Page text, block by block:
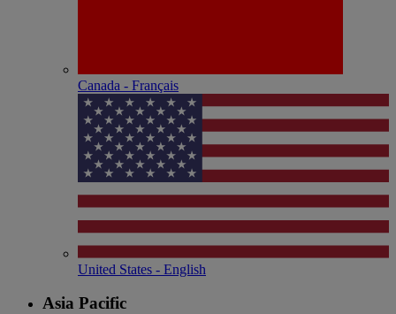
Canada - Français
United States - English
Asia Pacific